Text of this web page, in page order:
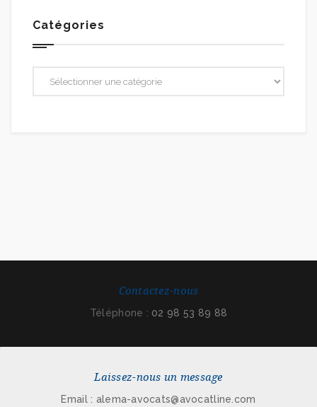
Catégories
Contactez-nous
Téléphone : 02 98 53 89 88
Laissez-nous un message
Email : alema-avocats@avocatline.com